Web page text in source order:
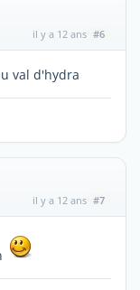
il y a 12 ans #6
val d'hydra
il y a 12 ans #7